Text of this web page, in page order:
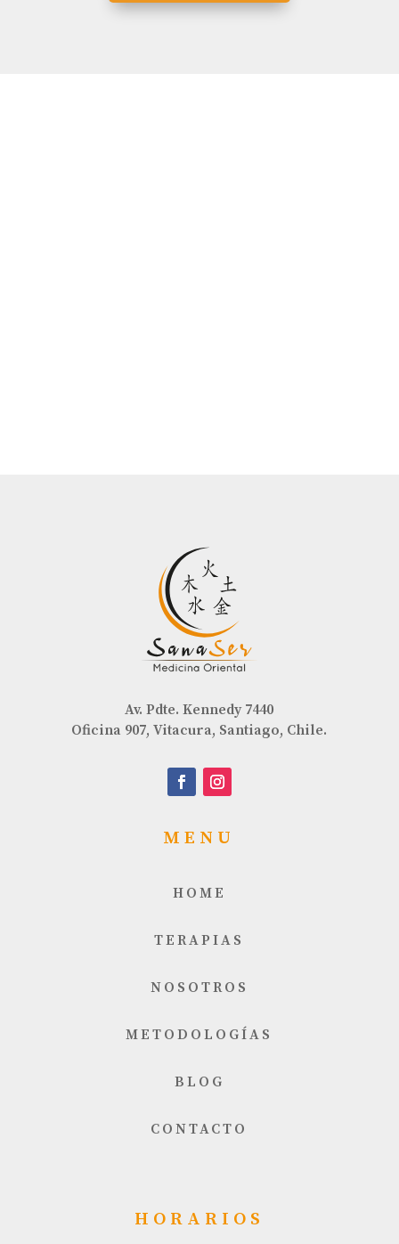
Av. Pdte. Kennedy 7440
Oficina 907, Vitacura, Santiago, Chile.
MENU
HOME
TERAPIAS
NOSOTROS
METODOLOGÍAS
BLOG
CONTACTO
HORARIOS